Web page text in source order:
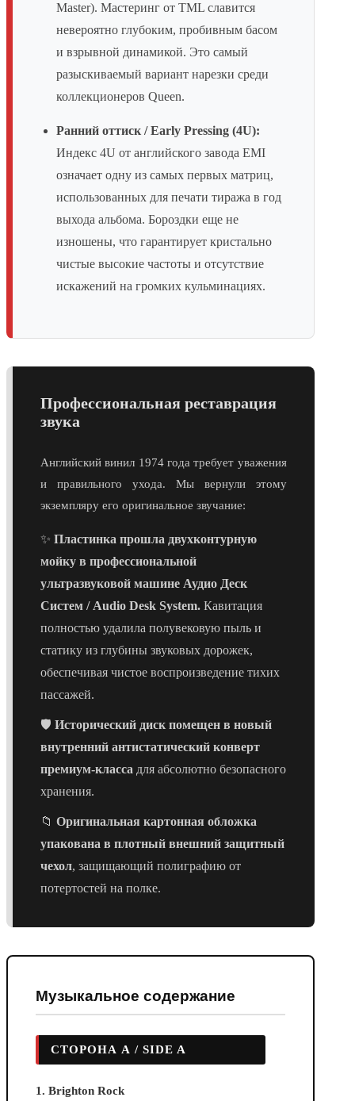
Master). Мастеринг от TML славится
невероятно глубоким, пробивным басом
и взрывной динамикой. Это самый
разыскиваемый вариант нарезки среди
коллекционеров Queen.
Ранний оттиск / Early Pressing (4U):
Индекс 4U от английского завода EMI
означает одну из самых первых матриц,
использованных для печати тиража в год
выхода альбома. Бороздки еще не
изношены, что гарантирует кристально
чистые высокие частоты и отсутствие
искажений на громких кульминациях.
Профессиональная реставрация
звука
Английский винил 1974 года требует уважения
и правильного ухода. Мы вернули этому
экземпляру его оригинальное звучание:
✨ Пластинка прошла двухконтурную
мойку в профессиональной
ультразвуковой машине Аудио Деск
Систем / Audio Desk System. Кавитация
полностью удалила полувековую пыль и
статику из глубины звуковых дорожек,
обеспечивая чистое воспроизведение тихих
пассажей.
🛡️ Исторический диск помещен в новый
внутренний антистатический конверт
премиум-класса для абсолютно безопасного
хранения.
📁 Оригинальная картонная обложка
упакована в плотный внешний защитный
чехол, защищающий полиграфию от
потертостей на полке.
Музыкальное содержание
СТОРОНА А / SIDE A
1. Brighton Rock